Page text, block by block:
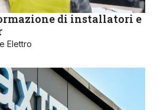
di installatori e
Elettro